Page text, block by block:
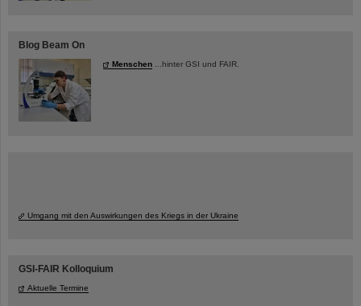
Blog Beam On
Menschen ...hinter GSI und FAIR.
Umgang mit den Auswirkungen des Kriegs in der Ukraine
GSI-FAIR Kolloquium
Aktuelle Termine